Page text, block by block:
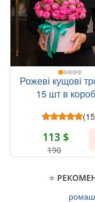
Рожеві кущові
15 шт в
113 $
190
⭐